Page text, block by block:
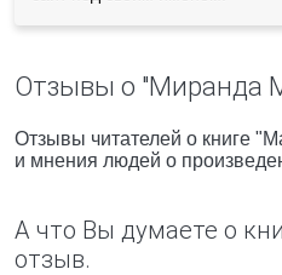
Отзывы о "Миранда
Отзывы читателей о книге
и мнения людей о
А что Вы думаете о
отзыв.